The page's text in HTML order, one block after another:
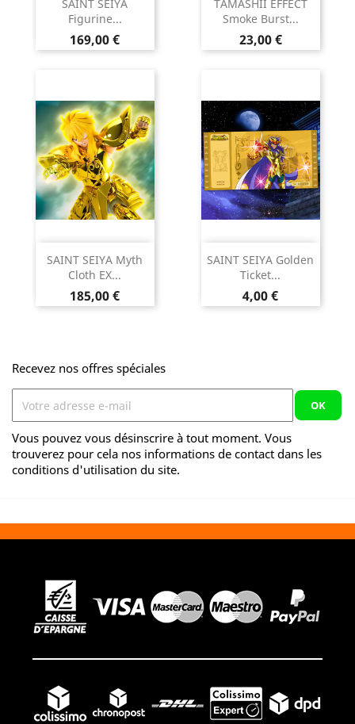
SAINT SEIYA
Figurine...
Prix
169,00 €
TAMASHII EFFECT
Smoke Burst...
Prix
23,00 €
SAINT SEIYA Myth
Cloth EX...
Prix
185,00 €
SAINT SEIYA Golden
Ticket...
Prix
4,00 €
Recevez nos offres spéciales
Vous pouvez vous désinscrire à tout moment. Vous
trouverez pour cela nos informations de contact dans les
conditions d'utilisation du site.